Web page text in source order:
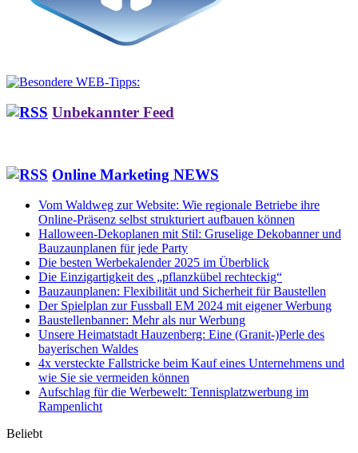
Unbekannter Feed
Online Marketing NEWS
Vom Waldweg zur Website: Wie regionale Betriebe ihre
Online-Präsenz selbst strukturiert aufbauen können
Halloween-Dekoplanen mit Stil: Gruselige Dekobanner und
Bauzaunplanen für jede Party
Die besten Werbekalender 2025 im Überblick
Die Einzigartigkeit des „pflanzkübel rechteckig“
Bauzaunplanen: Flexibilität und Sicherheit für Baustellen
Der Spielplan zur Fussball EM 2024 mit eigener Werbung
Baustellenbanner: Mehr als nur Werbung
Unsere Heimatstadt Hauzenberg: Eine (Granit-)Perle des
bayerischen Waldes
4x versteckte Fallstricke beim Kauf eines Unternehmens und
wie Sie sie vermeiden können
Aufschlag für die Werbewelt: Tennisplatzwerbung im
Rampenlicht
Beliebt